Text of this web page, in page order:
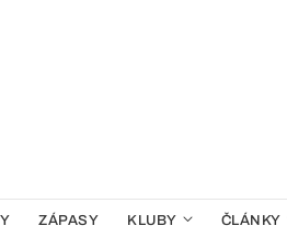
ZÁPASY KLUBY ČLÁNKY